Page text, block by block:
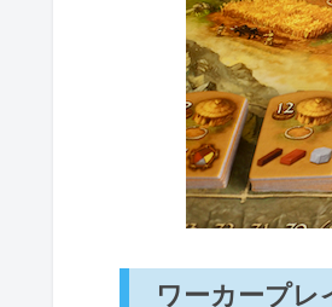
ワーカープレ